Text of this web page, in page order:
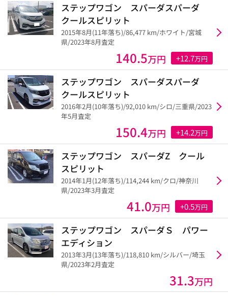
ステップワゴン スパーダスパーダ
クールスピリット
2015年8月(11年落ち)/86,477 km/ホワイト/宮城
県/2023年8月査定
140.5万円 +12.7万円
ステップワゴン スパーダスパーダ
クールスピリット
2016年2月(10年落ち)/92,010 km/シロ/三重県/2023
年5月査定
150.4万円 +14.2万円
ステップワゴン スパーダZ クール
スピリット
2014年1月(12年落ち)/114,244 km/クロ/神奈川
県/2023年3月査定
41.0万円 +0.5万円
ステップワゴン スパーダＳ パワー
エディション
2013年3月(13年落ち)/118,810 km/シルバー/埼玉
県/2023年2月査定
31.3万円